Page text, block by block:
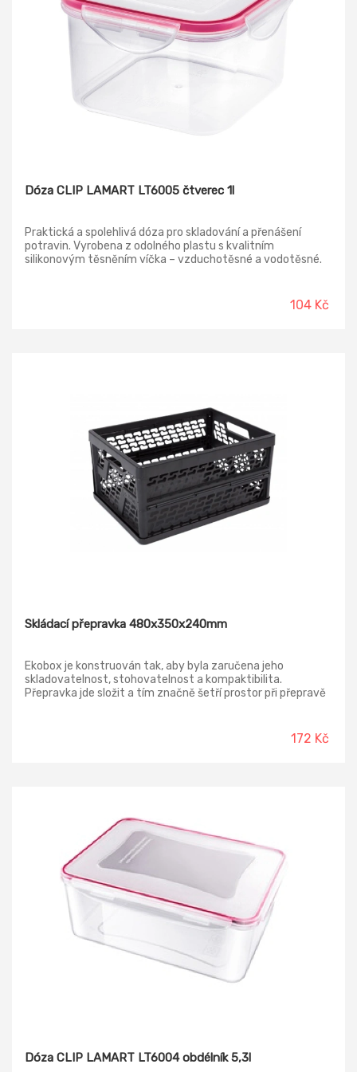
Dóza CLIP LAMART LT6005 čtverec 1l
Praktická a spolehlivá dóza pro skladování a přenášení
potravin. Vyrobena z odolného plastu s kvalitním
silikonovým těsněním víčka – vzduchotěsné a vodotěsné.
104 Kč
Skládací přepravka 480x350x240mm
Ekobox je konstruován tak, aby byla zaručena jeho
skladovatelnost, stohovatelnost a kompaktibilita.
Přepravka jde složit a tím značně šetří prostor při přepravě
výrobkům tohoto typu mimořádnou pevností, přičemž
nabízí různorodé využití při přepravě a skladování různých
172 Kč
Dóza CLIP LAMART LT6004 obdélník 5,3l